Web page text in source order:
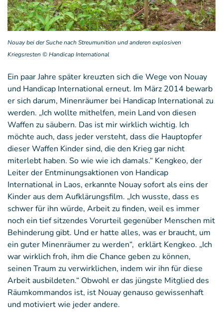
Nouay bei der Suche nach Streumunition und anderen explosiven
Kriegsresten © Handicap International
Ein paar Jahre später kreuzten sich die Wege von Nouay
und Handicap International erneut. Im März 2014 bewarb
er sich darum, Minenräumer bei Handicap International zu
werden. „Ich wollte mithelfen, mein Land von diesen
Waffen zu säubern. Das ist mir wirklich wichtig. Ich
möchte auch, dass jeder versteht, dass die Hauptopfer
dieser Waffen Kinder sind, die den Krieg gar nicht
miterlebt haben. So wie wie ich damals.“ Kengkeo, der
Leiter der Entminungsaktionen von Handicap
International in Laos, erkannte Nouay sofort als eins der
Kinder aus dem Aufklärungsfilm. „Ich wusste, dass es
schwer für ihn würde, Arbeit zu finden, weil es immer
noch ein tief sitzendes Vorurteil gegenüber Menschen mit
Behinderung gibt. Und er hatte alles, was er braucht, um
ein guter Minenräumer zu werden“, erklärt Kengkeo. „Ich
war wirklich froh, ihm die Chance geben zu können,
seinen Traum zu verwirklichen, indem wir ihn für diese
Arbeit ausbildeten.“ Obwohl er das jüngste Mitglied des
Räumkommandos ist, ist Nouay genauso gewissenhaft
und motiviert wie jeder andere.